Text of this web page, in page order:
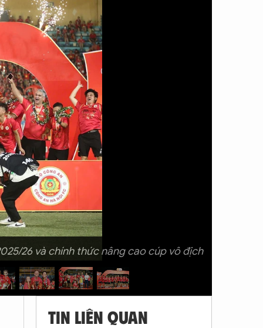
26 và chính thức nâng cao cúp vô địch
TIN LIÊN QUAN